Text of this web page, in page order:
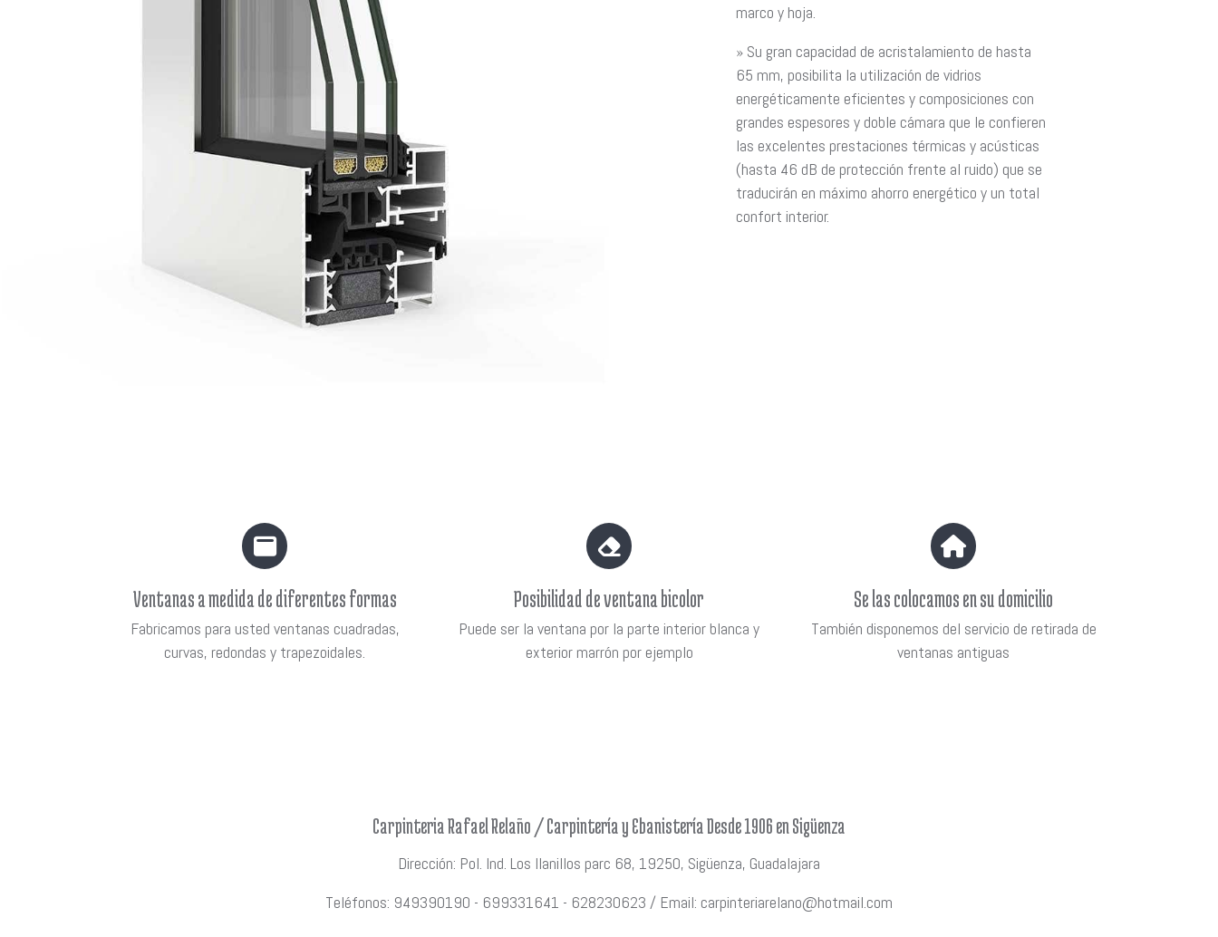
marco y hoja.
» Su gran capacidad de acristalamiento de hasta
65 mm, posibilita la utilización de vidrios
energéticamente eficientes y composiciones con
grandes espesores y doble cámara que le confieren
las excelentes prestaciones térmicas y acústicas
(hasta 46 dB de protección frente al ruido) que se
traducirán en máximo ahorro energético y un total
confort interior.
Ventanas a medida de diferentes formas
Fabricamos para usted ventanas cuadradas,
curvas, redondas y trapezoidales.
Posibilidad de ventana bicolor
Puede ser la ventana por la parte interior blanca y
exterior marrón por ejemplo
Se las colocamos en su domicilio
También disponemos del servicio de retirada de
ventanas antiguas
Carpinteria Rafael Relaño / Carpintería y Ebanistería Desde 1906 en Sigüenza
Dirección: Pol. Ind. Los llanillos parc 68, 19250, Sigüenza, Guadalajara
Teléfonos: 949390190 - 699331641 - 628230623 / Email: carpinteriarelano@hotmail.com